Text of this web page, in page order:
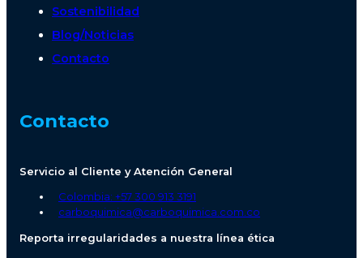
Sostenibilidad
Blog/Noticias
Contacto
Contacto
Servicio al Cliente y Atención General
Colombia: +57 300 913 3191
carboquimica@carboquimica.com.co
Reporta irregularidades a nuestra línea ética